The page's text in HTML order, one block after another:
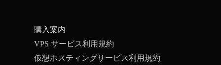
購入案内
VPS サービス利用規約
仮想ホスティングサービス利用規約